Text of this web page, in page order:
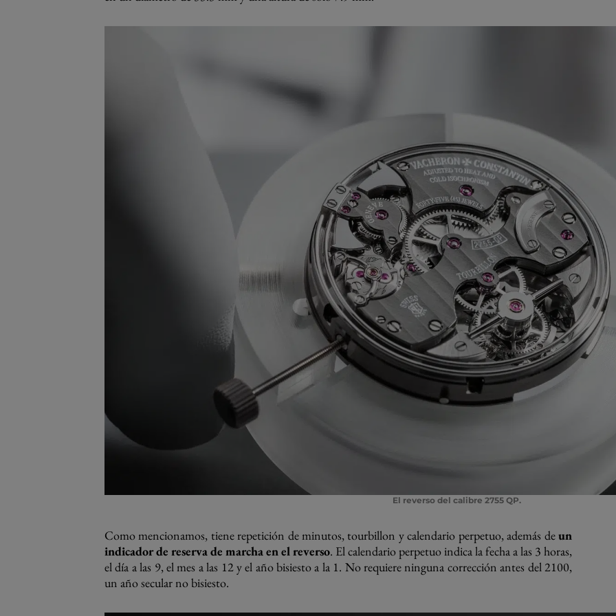
El reverso del calibre 2755 QP.
Como mencionamos, tiene repetición de minutos, tourbillon y calendario perpetuo, además deun
indicador de reserva de marcha en el reverso. El calendario perpetuo indica la fecha a las 3 horas,
el día a las 9, el mes a las 12 y el año bisiesto a la 1. No requiere ninguna corrección antes del 2100,
un año secular no bisiesto.